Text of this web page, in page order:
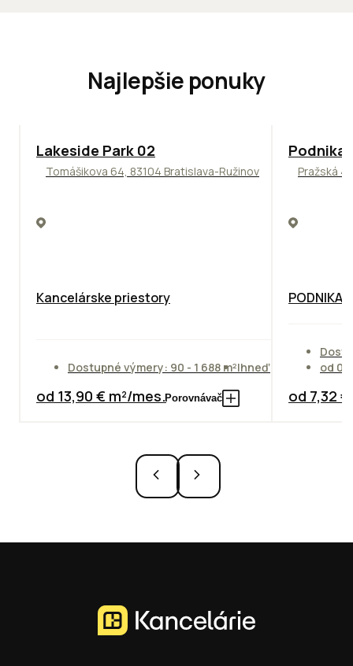
Najlepšie ponuky
ODPORÚČAME
Lakeside Park 02
Tomášikova 64, 83104 Bratislava-Ružinov
Kancelárske priestory
Dostupné výmery: 90 - 1 688 m²Ihneď
od 13,90 € m²/mes.Porovnávač
Pražská
od
od 7,32